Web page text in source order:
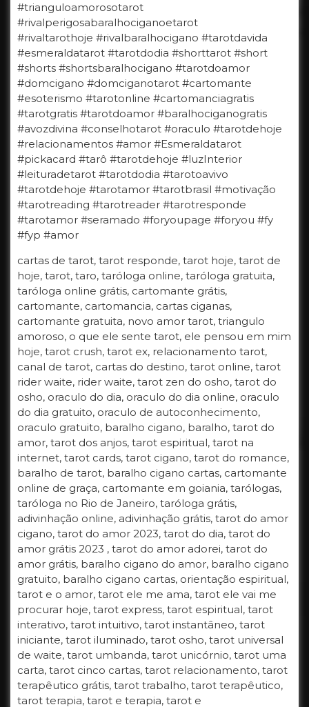
#trianguloamorosotarot
#rivalperigosabaralhociganoetarot
#rivaltarothoje #rivalbaralhocigano #tarotdavida
#esmeraldatarot #tarotdodia #shorttarot #short
#shorts #shortsbaralhocigano #tarotdoamor
#domcigano #domciganotarot #cartomante
#esoterismo #tarotonline #cartomanciagratis
#tarotgratis #tarotdoamor #baralhociganogratis
#avozdivina #conselhotarot #oraculo #tarotdehoje
#relacionamentos #amor #Esmeraldatarot
#pickacard #tarô #tarotdehoje #luzInterior
#leituradetarot #tarotdodia #tarotoavivo
#tarotdehoje #tarotamor #tarotbrasil #motivação
#tarotreading #tarotreader #tarotresponde
#tarotamor #seramado #foryoupage #foryou #fy
#fyp #amor
cartas de tarot, tarot responde, tarot hoje, tarot de
hoje, tarot, taro, taróloga online, taróloga gratuita,
taróloga online grátis, cartomante grátis,
cartomante, cartomancia, cartas ciganas,
cartomante gratuita, novo amor tarot, triangulo
amoroso, o que ele sente tarot, ele pensou em mim
hoje, tarot crush, tarot ex, relacionamento tarot,
canal de tarot, cartas do destino, tarot online, tarot
rider waite, rider waite, tarot zen do osho, tarot do
osho, oraculo do dia, oraculo do dia online, oraculo
do dia gratuito, oraculo de autoconhecimento,
oraculo gratuito, baralho cigano, baralho, tarot do
amor, tarot dos anjos, tarot espiritual, tarot na
internet, tarot cards, tarot cigano, tarot do romance,
baralho de tarot, baralho cigano cartas, cartomante
online de graça, cartomante em goiania, tarólogas,
taróloga no Rio de Janeiro, taróloga grátis,
adivinhação online, adivinhação grátis, tarot do amor
cigano, tarot do amor 2023, tarot do dia, tarot do
amor grátis 2023 , tarot do amor adorei, tarot do
amor grátis, baralho cigano do amor, baralho cigano
gratuito, baralho cigano cartas, orientação espiritual,
tarot e o amor, tarot ele me ama, tarot ele vai me
procurar hoje, tarot express, tarot espiritual, tarot
interativo, tarot intuitivo, tarot instantâneo, tarot
iniciante, tarot iluminado, tarot osho, tarot universal
de waite, tarot umbanda, tarot unicórnio, tarot uma
carta, tarot cinco cartas, tarot relacionamento, tarot
terapêutico grátis, tarot trabalho, tarot terapêutico,
tarot terapia, tarot e terapia, tarot e